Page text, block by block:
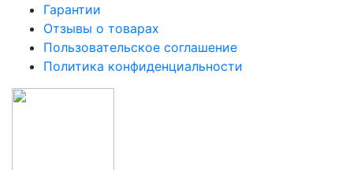
Гарантии
Отзывы о товарах
Пользовательское соглашение
Политика конфиденциальности